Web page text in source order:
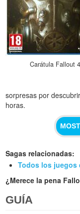
Carátula Fallout 4
sorpresas por
horas.
Sagas relacionadas:
Todos los juegos
¿Merece la pena
GUÍA